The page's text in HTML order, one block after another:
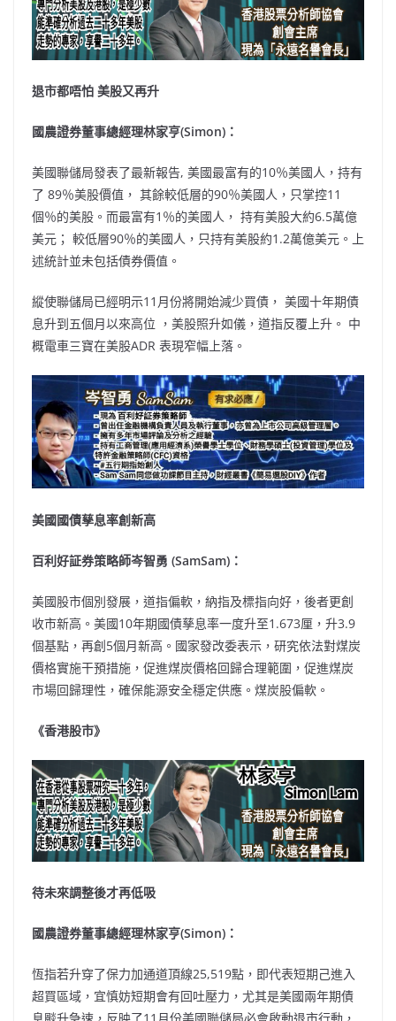
退市都唔怕 美股又再升
國農證券董事總經理林家亨(Simon)：
美國聯儲局發表了最新報告, 美國最富有的10％美國人，持有
了 89％美股價值， 其餘較低層的90％美國人，只掌控11
個％的美股。而最富有1％的美國人， 持有美股大約6.5萬億
美元； 較低層90％的美國人，只持有美股約1.2萬億美元。上
述統計並未包括債券價值。
縱使聯儲局已經明示11月份將開始減少買債， 美國十年期債
息升到五個月以來高位 ，美股照升如儀，道指反覆上升。 中
概電車三寶在美股ADR 表現窄幅上落。
美國國債孳息率創新高
百利好証券策略師岑智勇 (SamSam)：
美國股市個別發展，道指偏軟，納指及標指向好，後者更創
收市新高。美國10年期國債孳息率一度升至1.673厘，升3.9
個基點，再創5個月新高。國家發改委表示，研究依法對煤炭
價格實施干預措施，促進煤炭價格回歸合理範圍，促進煤炭
市場回歸理性，確保能源安全穩定供應。煤炭股偏軟。
《香港股市》
待未來調整後才再低吸
國農證券董事總經理林家亨(Simon)：
恆指若升穿了保力加通道頂線25,519點，即代表短期己進入
超買區域，宜慎妨短期會有回吐壓力，尤其是美國兩年期債